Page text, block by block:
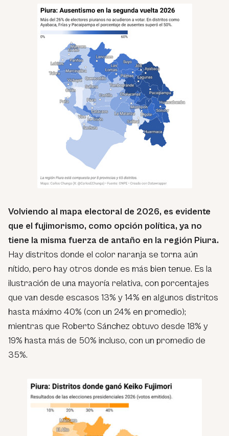
Volviendo al mapa electoral de 2026, es evidente
que el fujimorismo, como opción política, ya no
tiene la misma fuerza de antaño en la región Piura.
Hay distritos donde el color naranja se torna aún
nítido, pero hay otros donde es más bien tenue. Es la
ilustración de una mayoría relativa, con porcentajes
que van desde escasos 13% y 14% en algunos distritos
hasta máximo 40% (con un 24% en promedio);
mientras que Roberto Sánchez obtuvo desde 18% y
19% hasta más de 50% incluso, con un promedio de
35%.